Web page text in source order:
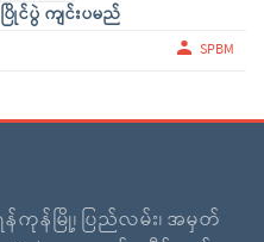
ြိုင်ပွဲ ကျင်းပမည်
SPBM
ကုန်မြို့၊ ပြည်လမ်း၊ အမှတ်